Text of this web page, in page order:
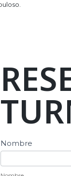
Reserva
de
Turno
Nombre